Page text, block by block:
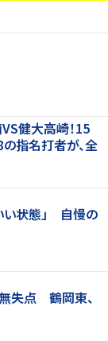
健大高崎！15
指名打者が、全
い状態」 自慢の
失点 鶴岡東、